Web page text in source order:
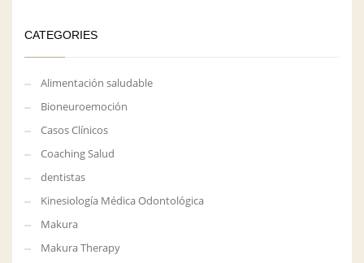
CATEGORIES
Alimentación saludable
Bioneuroemoción
Casos Clínicos
Coaching Salud
dentistas
Kinesiología Médica Odontológica
Makura
Makura Therapy